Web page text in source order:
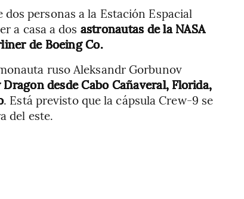
personas a la Estación Espacial
a casa a dos astronautas de la NASA
de Boeing Co.
ruso Aleksandr Gorbunov
Dragon desde Cabo Cañaveral, Florida,
. Está previsto que la cápsula Crew-9 se
del este.